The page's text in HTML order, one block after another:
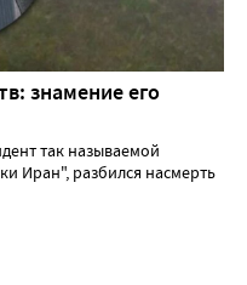
знамение его
так называемой
Иран", разбился насмерть